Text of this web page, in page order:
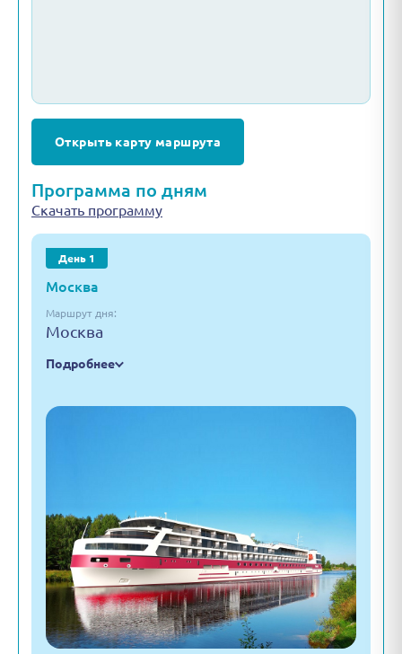
Открыть карту маршрута
Программа по дням
Скачать программу
День 1
Москва
Маршрут дня:
Москва
Подробнее